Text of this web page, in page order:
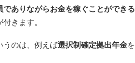
でありながらお金を稼ぐことができる
きます。
うのは、例えば選択制確定拠出年金を